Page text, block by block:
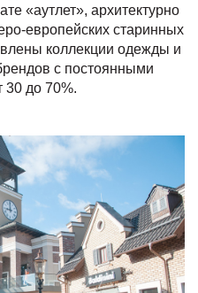
«аутлет», архитектурно
европейских старинных
коллекции одежды и
с постоянными
30 до 70%.